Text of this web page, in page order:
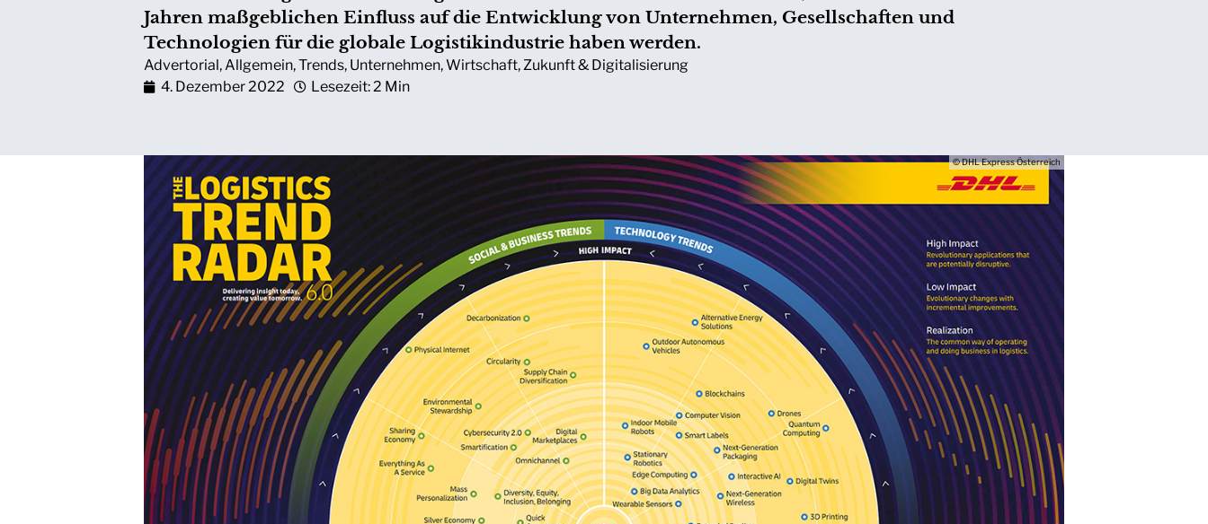
Jahren maßgeblichen Einfluss auf die Entwicklung von Unternehmen, Gesellschaften und
Technologien für die globale Logistikindustrie haben werden.
Advertorial,Allgemein,Trends, Unternehmen,Wirtschaft,Zukunft & Digitalisierung
4. Dezember 2022
Lesezeit: 2 Min
© DHL Express Österreich